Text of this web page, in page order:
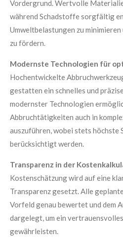
Vordergrund. Wertvolle
während Schadstoffe sorgfältig
Umweltbelastungen zu
zu fördern.
Modernste Technologien für
Hochentwickelte
gestatten ein schnelles und
modernster Technologien
Abbruchtätigkeiten auch in
auszuführen, wobei stets höchste
berücksichtigt werden.
Transparenz in der
Kostenschätzung wird auf eine
Transparenz gesetzt. Alle
Vorfeld genau bewertet und dem
dargelegt, um ein
gewährleisten.